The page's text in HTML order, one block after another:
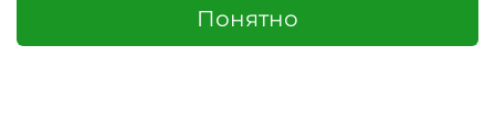
Понятно